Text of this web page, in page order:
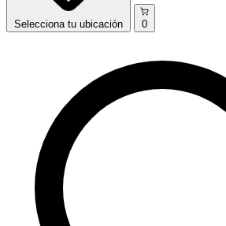
Selecciona tu ubicación 0